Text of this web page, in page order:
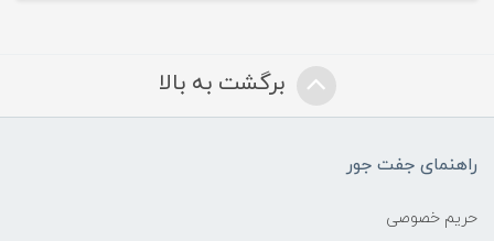
برگشت به بالا
راهنمای جفت جور
حریم خصوصی